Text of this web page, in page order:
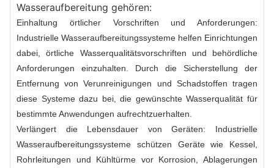
Wasseraufbereitung gehören:
Einhaltung örtlicher Vorschriften und Anforderungen:
Industrielle Wasseraufbereitungssysteme helfen Einrichtungen
dabei, örtliche Wasserqualitätsvorschriften und behördliche
Anforderungen einzuhalten. Durch die Sicherstellung der
Entfernung von Verunreinigungen und Schadstoffen tragen
diese Systeme dazu bei, die gewünschte Wasserqualität für
bestimmte Anwendungen aufrechtzuerhalten.
Verlängert die Lebensdauer von Geräten: Industrielle
Wasseraufbereitungssysteme schützen Geräte wie Kessel,
Rohrleitungen und Kühltürme vor Korrosion, Ablagerungen